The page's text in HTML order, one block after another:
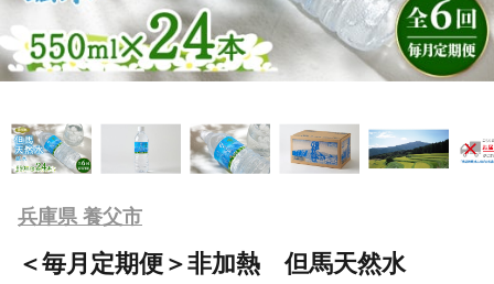
兵庫県 養父市
＜毎月定期便＞非加熱 但馬天然水